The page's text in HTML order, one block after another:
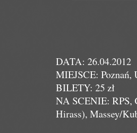
DATA: 26.04.2012
MIEJSCE: Poznań,
BILETY: 25 zł
NA SCENIE: RPS,
Hirass), Massey/